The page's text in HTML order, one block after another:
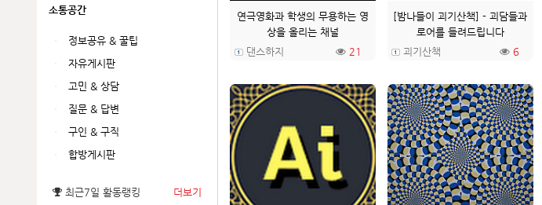
소통공간
정보공유 & 꿀팁
자유게시판
고민 & 상담
질문 & 답변
구인 & 구직
합방게시판
최근7일 활동랭킹 더보기
연극영화과 학생의 무용하는 영
상을 올리는 채널
댄스하지
21
[밤나들이 괴기산책] - 괴담들과
로어를 들려드립니다
괴기산책
6